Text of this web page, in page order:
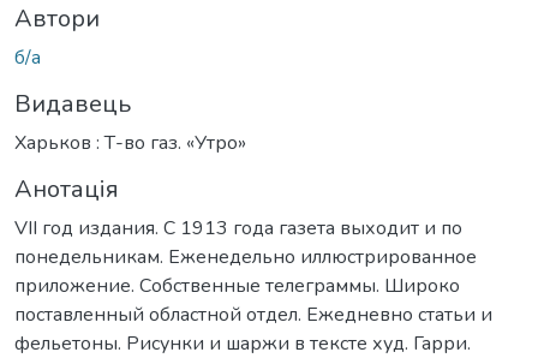
Автори
б/а
Видавець
Харьков : Т-во газ. «Утро»
Анотація
VII год издания. С 1913 года газета выходит и по
понедельникам. Еженедельно иллюстрированное
приложение. Собственные телеграммы. Широко
поставленный областной отдел. Ежедневно статьи и
фельетоны. Рисунки и шаржи в тексте худ. Гарри.